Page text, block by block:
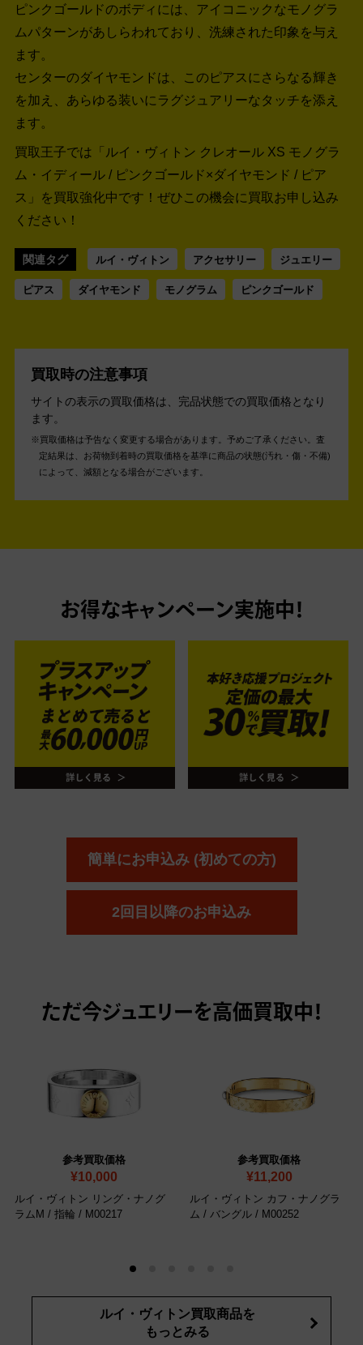
ピンクゴールドのボディには、アイコニックなモノグラ
ムパターンがあしらわれており、洗練された印象を与え
ます。
センターのダイヤモンドは、このピアスにさらなる輝き
を加え、あらゆる装いにラグジュアリーなタッチを添え
ます。
買取王子では「ルイ・ヴィトン クレオール XS モノグラ
ム・イディール / ピンクゴールド×ダイヤモンド / ピア
ス」を買取強化中です！ ぜひこの機会に買取お申し込み
ください！
関連タグ ルイ・ヴィトン アクセサリー ジュエリー
ピアス ダイヤモンド モノグラム ピンクゴールド
買取時の注意事項
サイトの表示の買取価格は、完品状態での買取価格となり
ます。
買取価格は予告なく変更する場合があります。予めご了承ください。 査
定結果は、お荷物到着時の買取価格を基準に商品の状態(汚れ・傷・不備)
によって、減額となる場合がございます。
お得なキャンペーン実施中！
簡単にお申込み (初めての方)
2回目以降のお申込み
ただ今ジュエリーを高価買取中！
参考買取価格
¥10,000
ルイ・ヴィトン リング・ナノグ
ラムM / 指輪 / M00217
参考買取価格
¥11,200
ルイ・ヴィトン カフ・ナノグラ
ム / バングル / M00252
ルイ・ヴィトン買取商品を
もっとみる